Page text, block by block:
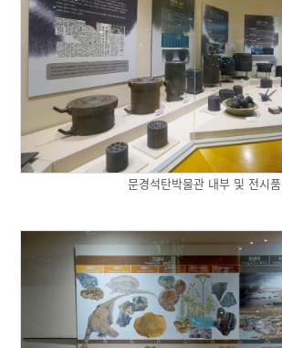
문경석탄박물관 내부 및 전시품